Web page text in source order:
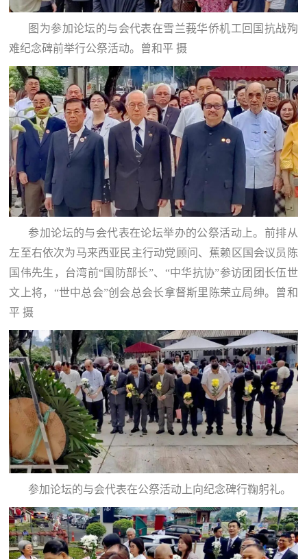
图为参加论坛的与会代表在雪兰莪华侨机工回国抗战殉
难纪念碑前举行公祭活动。曾和平 摄
参加论坛的与会代表在论坛举办的公祭活动上。前排从
左至右依次为马来西亚民主行动党顾问、蕉赖区国会议员陈
国伟先生，台湾前“国防部长”、“中华抗协”参访团团长伍世
文上将，“世中总会”创会总会长拿督斯里陈荣立局绅。曾和
平 摄
参加论坛的与会代表在公祭活动上向纪念碑行鞠躬礼。